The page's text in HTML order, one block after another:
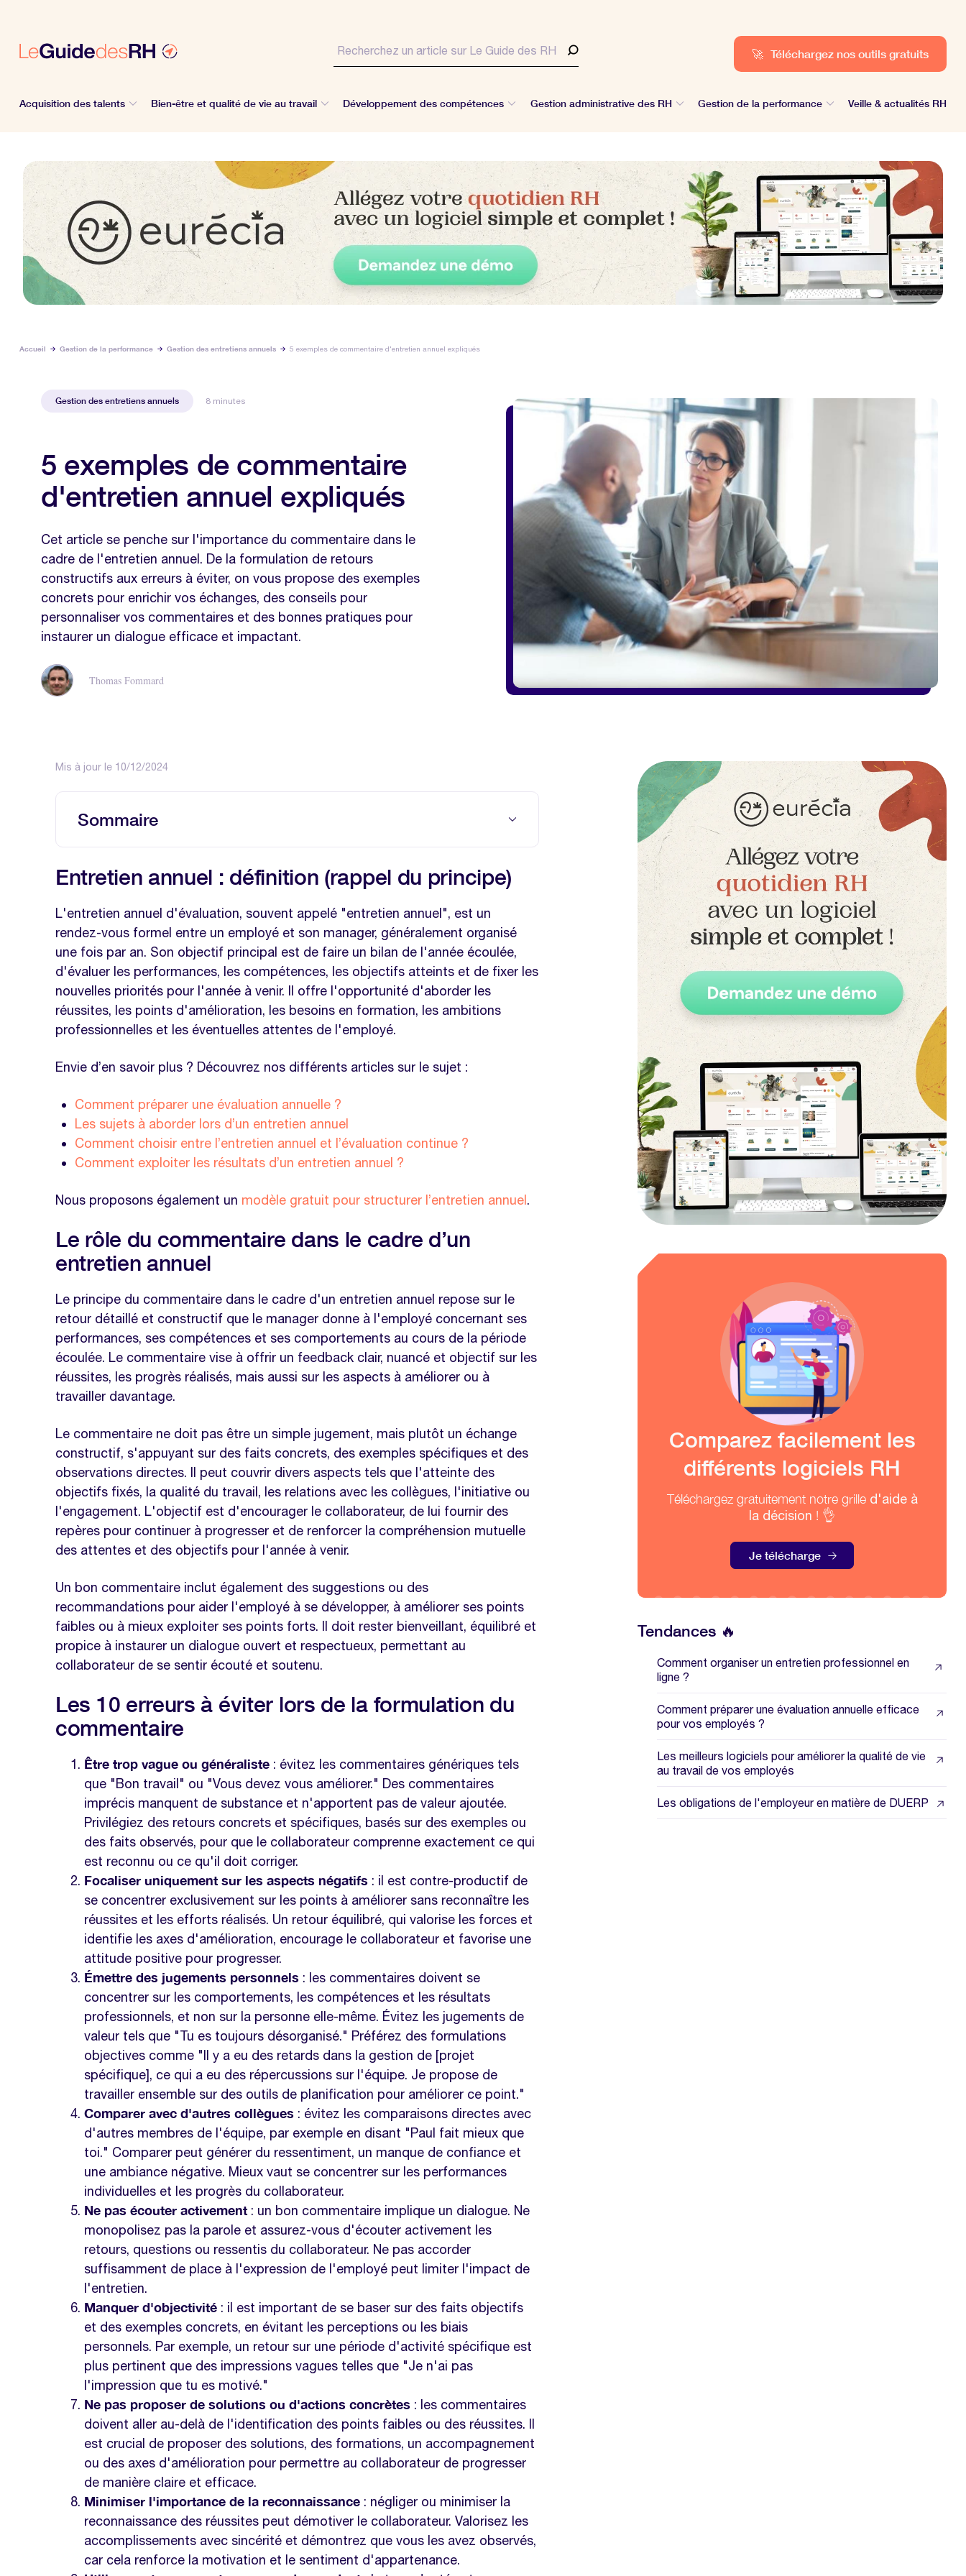
🚀 Téléchargez nos outils gratuits
Acquisition des talents Bien-être et qualité de vie au travail Développement des compétences Gestion administrative des RH Gestion de la performance Veille & actualités RH
Accueil Gestion de la performance Gestion des entretiens annuels 5 exemples de commentaire d'entretien annuel expliqués
Gestion des entretiens annuels 8 minutes
5 exemples de commentaire
d'entretien annuel expliqués
Cet article se penche sur l'importance du commentaire dans le
cadre de l'entretien annuel. De la formulation de retours
constructifs aux erreurs à éviter, on vous propose des exemples
concrets pour enrichir vos échanges, des conseils pour
personnaliser vos commentaires et des bonnes pratiques pour
instaurer un dialogue efficace et impactant.
Thomas Fommard
Mis à jour le 10/12/2024
Sommaire
Le rôle du commentaire dans le cadre d’un entretien annuel
Les 10 erreurs à éviter lors de la formulation du commentaire
5 exemples de commentaires d’entretien annuel (contextualisés et
expliqués)
Performance exceptionnelle dans la gestion de projet
Besoin d'amélioration en termes de respect des délais
Excellente collaboration au sein de l'équipe
Progrès significatifs dans le développement des compétences
Nécessité de développer des compétences en communication
FAQ
Quelle est la place de la reconnaissance dans l'entretien annuel ?
Modèle entretien annuel
Modèle entretien one to one
Modèle évaluation 360
Entretien annuel : définition (rappel du principe)
L'entretien annuel d'évaluation, souvent appelé "entretien annuel", est un
rendez-vous formel entre un employé et son manager, généralement organisé
une fois par an. Son objectif principal est de faire un bilan de l'année écoulée,
d'évaluer les performances, les compétences, les objectifs atteints et de fixer les
nouvelles priorités pour l'année à venir. Il offre l'opportunité d'aborder les
réussites, les points d'amélioration, les besoins en formation, les ambitions
professionnelles et les éventuelles attentes de l'employé.
Envie d’en savoir plus ? Découvrez nos différents articles sur le sujet :
Comment préparer une évaluation annuelle ?
Les sujets à aborder lors d’un entretien annuel
Comment choisir entre l’entretien annuel et l’évaluation continue ?
Comment exploiter les résultats d’un entretien annuel ?
Nous proposons également un modèle gratuit pour structurer l’entretien annuel .
Le rôle du commentaire dans le cadre d’un
entretien annuel
Le principe du commentaire dans le cadre d'un entretien annuel repose sur le
retour détaillé et constructif que le manager donne à l'employé concernant ses
performances, ses compétences et ses comportements au cours de la période
écoulée. Le commentaire vise à offrir un feedback clair, nuancé et objectif sur les
réussites, les progrès réalisés, mais aussi sur les aspects à améliorer ou à
travailler davantage.
Le commentaire ne doit pas être un simple jugement, mais plutôt un échange
constructif, s'appuyant sur des faits concrets, des exemples spécifiques et des
observations directes. Il peut couvrir divers aspects tels que l'atteinte des
objectifs fixés, la qualité du travail, les relations avec les collègues, l'initiative ou
l'engagement. L'objectif est d'encourager le collaborateur, de lui fournir des
repères pour continuer à progresser et de renforcer la compréhension mutuelle
des attentes et des objectifs pour l'année à venir.
Un bon commentaire inclut également des suggestions ou des
recommandations pour aider l'employé à se développer, à améliorer ses points
faibles ou à mieux exploiter ses points forts. Il doit rester bienveillant, équilibré et
propice à instaurer un dialogue ouvert et respectueux, permettant au
collaborateur de se sentir écouté et soutenu.
Les 10 erreurs à éviter lors de la formulation du
commentaire
Être trop vague ou généraliste : évitez les commentaires génériques tels
que "Bon travail" ou "Vous devez vous améliorer." Des commentaires
imprécis manquent de substance et n'apportent pas de valeur ajoutée.
Privilégiez des retours concrets et spécifiques, basés sur des exemples ou
des faits observés, pour que le collaborateur comprenne exactement ce qui
est reconnu ou ce qu'il doit corriger.
Focaliser uniquement sur les aspects négatifs : il est contre-productif de
se concentrer exclusivement sur les points à améliorer sans reconnaître les
réussites et les efforts réalisés. Un retour équilibré, qui valorise les forces et
identifie les axes d'amélioration, encourage le collaborateur et favorise une
attitude positive pour progresser.
Émettre des jugements personnels : les commentaires doivent se
concentrer sur les comportements, les compétences et les résultats
professionnels, et non sur la personne elle-même. Évitez les jugements de
valeur tels que "Tu es toujours désorganisé." Préférez des formulations
objectives comme "Il y a eu des retards dans la gestion de [projet
spécifique], ce qui a eu des répercussions sur l'équipe. Je propose de
travailler ensemble sur des outils de planification pour améliorer ce point."
Comparer avec d'autres collègues : évitez les comparaisons directes avec
d'autres membres de l'équipe, par exemple en disant "Paul fait mieux que
toi." Comparer peut générer du ressentiment, un manque de confiance et
une ambiance négative. Mieux vaut se concentrer sur les performances
individuelles et les progrès du collaborateur.
Ne pas écouter activement : un bon commentaire implique un dialogue. Ne
monopolisez pas la parole et assurez-vous d'écouter activement les
retours, questions ou ressentis du collaborateur. Ne pas accorder
suffisamment de place à l'expression de l'employé peut limiter l'impact de
l'entretien.
Manquer d'objectivité : il est important de se baser sur des faits objectifs
et des exemples concrets, en évitant les perceptions ou les biais
personnels. Par exemple, un retour sur une période d'activité spécifique est
plus pertinent que des impressions vagues telles que "Je n'ai pas
l'impression que tu es motivé."
Ne pas proposer de solutions ou d'actions concrètes : les commentaires
doivent aller au-delà de l'identification des points faibles ou des réussites. Il
est crucial de proposer des solutions, des formations, un accompagnement
ou des axes d'amélioration pour permettre au collaborateur de progresser
de manière claire et efficace.
Minimiser l'importance de la reconnaissance : négliger ou minimiser la
reconnaissance des réussites peut démotiver le collaborateur. Valorisez les
accomplissements avec sincérité et démontrez que vous les avez observés,
car cela renforce la motivation et le sentiment d'appartenance.
Comparez facilement les
différents logiciels RH
Téléchargez gratuitement notre grille d'aide à
la décision ! 👌
Je télécharge
Tendances 🔥
Comment organiser un entretien professionnel en
ligne ?
Comment préparer une évaluation annuelle efficace
pour vos employés ?
Les meilleurs logiciels pour améliorer la qualité de vie
au travail de vos employés
Les obligations de l'employeur en matière de DUERP